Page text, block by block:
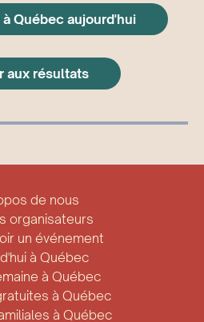
Québec aujourd'hui
aux résultats
de nous
organisateurs
un événement
à Québec
à Québec
à Québec
à Québec